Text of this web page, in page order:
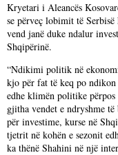
Kryetari i Aleancës
se përveç lobimit të
vend janë duke ndalur
Shqipërinë.
“Ndikimi politik në
kjo për fat të keq po
edhe klimën politike
gjitha vendet e ndryshme
për investime, kurse në
tjetrit në kohën e sezonit
ka thënë Shahini në një